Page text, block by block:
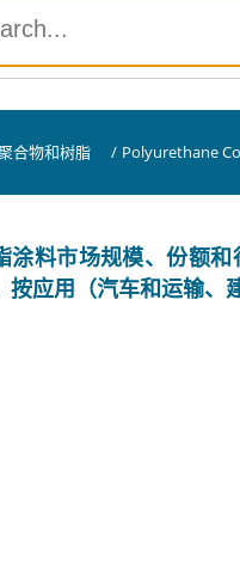
合物和树脂 / Polyurethane
涂料市场规模、份额
按应用（汽车和运输、